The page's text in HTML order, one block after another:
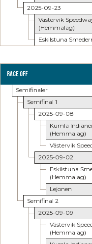
2025-09-23
Västervik
(Hemmalag)
Eskilstuna
Race Off
Semifinaler
Semifinal 1
2025-09-08
Kumla
(Hemmalag)
Västervik
2025-09-02
Eskilstuna
(Hemmalag)
Lejonen
Semifinal 2
2025-09-09
Västervik
(Hemmalag)